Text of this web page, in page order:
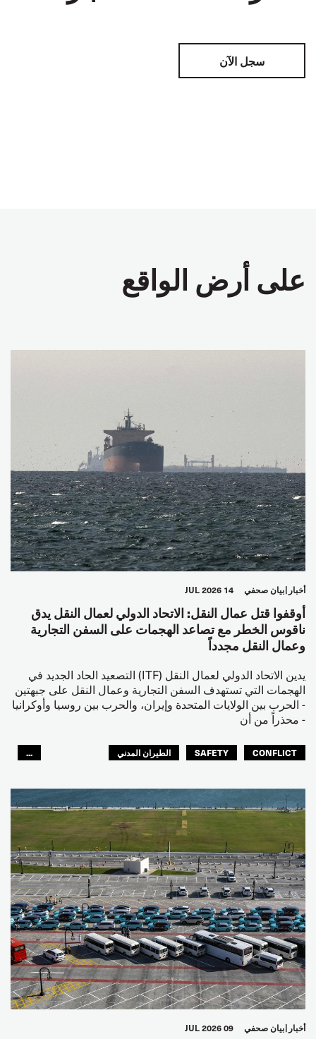
سجل الآن
على أرض الواقع
أخبار بيان صحفي 14 JUL 2026
أوقفوا قتل عمال النقل: الاتحاد الدولي لعمال النقل يدق
ناقوس الخطر مع تصاعد الهجمات على السفن التجارية
وعمال النقل مجدداً
يدين الاتحاد الدولي لعمال النقل (ITF) التصعيد الحاد الجديد في
الهجمات التي تستهدف السفن التجارية وعمال النقل على جبهتين
- الحرب بين الولايات المتحدة وإيران، والحرب بين روسيا وأوكرانيا
- محذراً من أن
CONFLICT
SAFETY
الطيران المدني
...
أخبار بيان صحفي 09 JUL 2026